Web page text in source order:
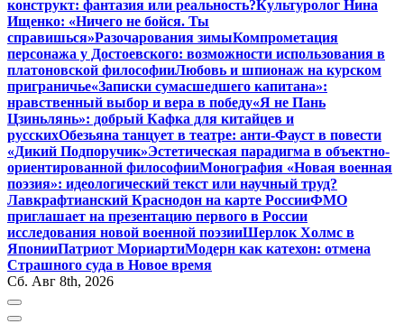
конструкт: фантазия или реальность?Культуролог Нина
Ищенко: «Ничего не бойся. Ты
справишься»Разочарования зимыКомпрометация
персонажа у Достоевского: возможности использования в
платоновской философииЛюбовь и шпионаж на курском
приграничье«Записки сумасшедшего капитана»:
нравственный выбор и вера в победу«Я не Пань
Цзиньлянь»: добрый Кафка для китайцев и
русскихОбезьяна танцует в театре: анти-Фауст в повести
«Дикий Подпоручик»Эстетическая парадигма в объектно-
ориентированной философииМонография «Новая военная
поэзия»: идеологический текст или научный труд?
Лавкрафтианский Краснодон на карте РоссииФМО
приглашает на презентацию первого в России
исследования новой военной поэзииШерлок Холмс в
ЯпонииПатриот МориартиМодерн как катехон: отмена
Страшного суда в Новое время
Сб. Авг 8th, 2026